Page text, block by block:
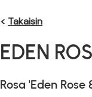
< Takaisin
EDEN
Rosa 'Eden Rose